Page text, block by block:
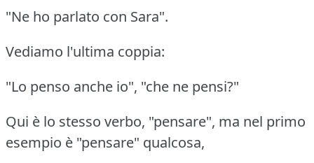
"Ne ho parlato con Sara".
Vediamo l'ultima coppia:
"Lo penso anche io", "che ne pensi?"
Qui è lo stesso verbo, "pensare", ma nel primo
esempio è "pensare" qualcosa,